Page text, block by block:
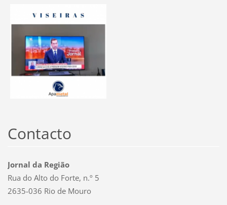
Contacto
Jornal da Região
Rua do Alto do Forte, n.º 5
2635-036 Rio de Mouro